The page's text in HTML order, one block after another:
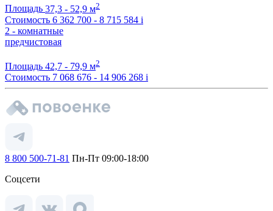
Площадь 37,3 - 52,9 м2
Стоимость 6 362 700 - 8 715 584 i
2 - комнатные
предчистовая
Площадь 42,7 - 79,9 м2
Стоимость 7 068 676 - 14 906 268 i
8 800 500-71-81 Пн-Пт 09:00-18:00
Соцсети